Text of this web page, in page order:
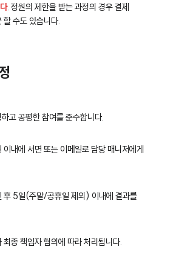
. 정원의 제한을 받는 과정의 경우 결제
할 수도 있습니다.
고 공평한 참여를 준수합니다.
내에 서면 또는 이메일로 담당 매니저에게
후 5일(주말/공휴일 제외) 이내에 결과를
종 책임자 협의에 따라 처리됩니다.